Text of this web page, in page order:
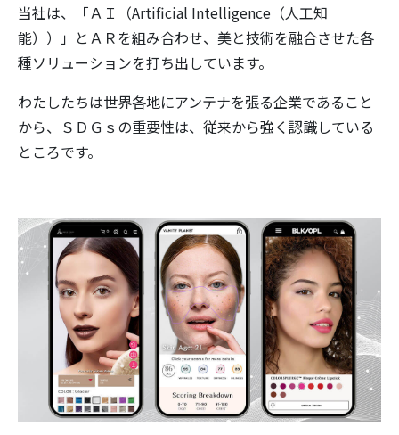
当社は、「ＡＩ（Artificial Intelligence（人工知
能））」とＡＲを組み合わせ、美と技術を融合させた各
種ソリューションを打ち出しています。
わたしたちは世界各地にアンテナを張る企業であること
から、ＳＤＧｓの重要性は、従来から強く認識している
ところです。